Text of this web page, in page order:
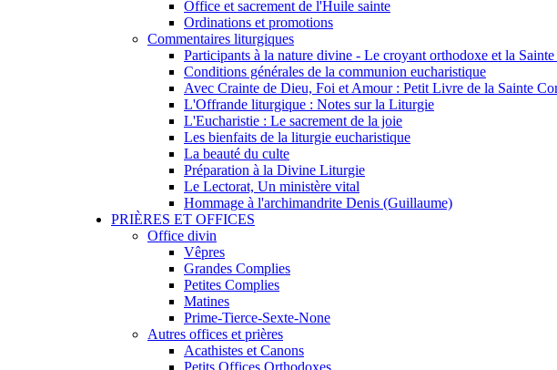
Office et sacrement de l'Huile sainte
Ordinations et promotions
Commentaires liturgiques
Participants à la nature divine - Le croyant orthodoxe et la
Conditions générales de la communion eucharistique
Avec Crainte de Dieu, Foi et Amour : Petit Livre de la Sainte
L'Offrande liturgique : Notes sur la Liturgie
L'Eucharistie : Le sacrement de la joie
Les bienfaits de la liturgie eucharistique
La beauté du culte
Préparation à la Divine Liturgie
Le Lectorat, Un ministère vital
Hommage à l'archimandrite Denis (Guillaume)
PRIÈRES ET OFFICES
Office divin
Vêpres
Grandes Complies
Petites Complies
Matines
Prime-Tierce-Sexte-None
Autres offices et prières
Acathistes et Canons
Petits Offices Orthodoxes